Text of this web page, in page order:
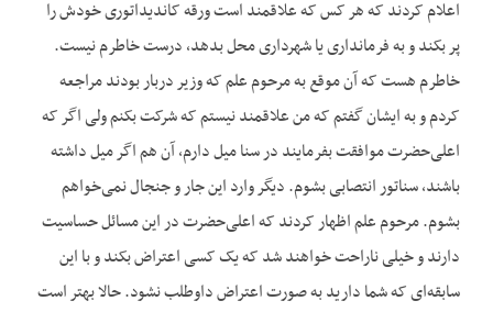
اعلام کردند که هر کس که علاقمند است ورقه کاندیداتوری خودش را
پر بکند و به فرمانداری یا شهرداری محل بدهد، درست خاطرم نیست.
خاطرم هست که آن موقع به مرحوم علم که وزیر دربار بودند مراجعه
کردم و به ایشان گفتم که من علاقمند نیستم که شرکت بکنم ولی اگر که
اعلی‌حضرت موافقت بفرمایند در سنا میل دارم، آن هم اگر میل داشته
باشند، سناتور انتصابی بشوم. دیگر وارد این جار و جنجال نمی‌خواهم
بشوم. مرحوم علم اظهار کردند که اعلی‌حضرت در این مسائل حساسیت
دارند و خیلی ناراحت خواهند شد که یک کسی اعتراض بکند و با این
سابقه‌ای که شما دارید به صورت اعتراض داوطلب نشود. حالا بهتر است